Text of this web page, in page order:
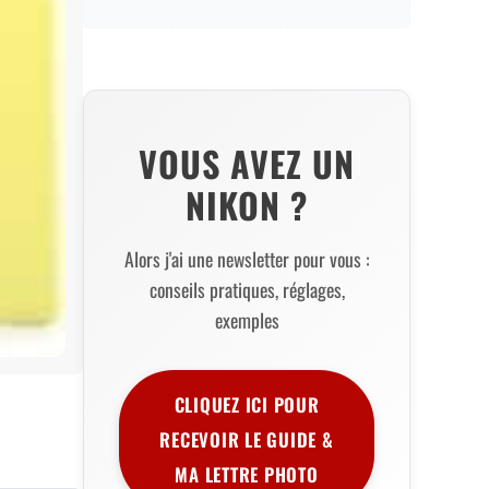
VOUS AVEZ UN
NIKON ?
Alors j'ai une newsletter pour vous :
conseils pratiques, réglages,
exemples
CLIQUEZ ICI POUR
RECEVOIR LE GUIDE &
MA LETTRE PHOTO